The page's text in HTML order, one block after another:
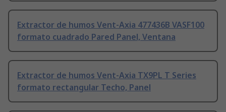
Extractor de humos Vent-Axia 477436B VASF100
formato cuadrado Pared Panel, Ventana
Extractor de humos Vent-Axia TX9PL T Series
formato rectangular Techo, Panel